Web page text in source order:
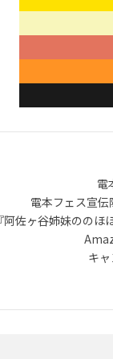
電
電本フェス宣
佐ヶ谷姉妹ののほ
キ